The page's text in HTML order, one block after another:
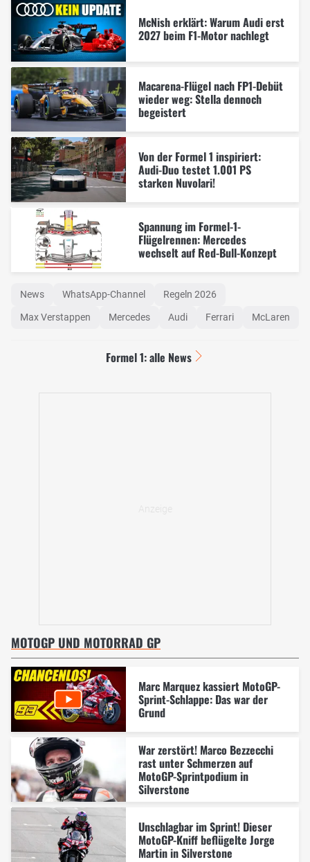
McNish erklärt: Warum Audi erst
2027 beim F1-Motor nachlegt
Macarena-Flügel nach FP1-Debüt
wieder weg: Stella dennoch
begeistert
Von der Formel 1 inspiriert:
Audi-Duo testet 1.001 PS
starken Nuvolari!
Spannung im Formel-1-
Flügelrennen: Mercedes
wechselt auf Red-Bull-Konzept
News WhatsApp-Channel Regeln 2026
Max Verstappen Mercedes Audi Ferrari McLaren
Formel 1: alle News
MOTOGP UND MOTORRAD GP
Marc Marquez kassiert MotoGP-
Sprint-Schlappe: Das war der
Grund
War zerstört! Marco Bezzecchi
rast unter Schmerzen auf
MotoGP-Sprintpodium in
Silverstone
Unschlagbar im Sprint! Dieser
MotoGP-Kniff beflügelte Jorge
Martin in Silverstone